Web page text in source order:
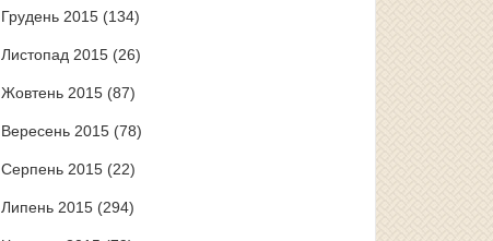
Грудень 2015(134)
Листопад 2015(26)
Жовтень 2015(87)
Вересень 2015(78)
Серпень 2015(22)
Липень 2015(294)